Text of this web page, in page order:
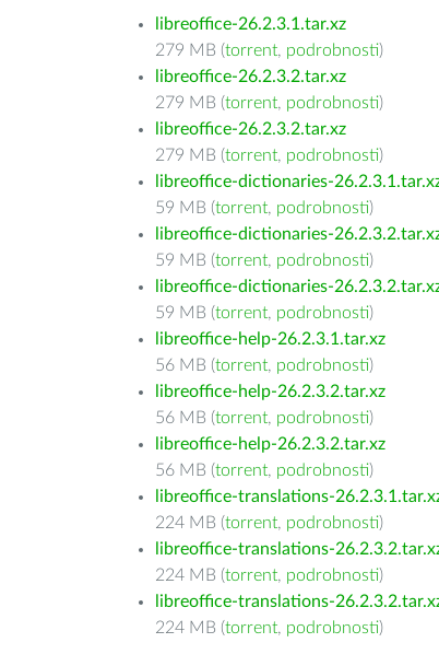
libreoffice-26.2.3.1.tar.xz
279 MB (torrent, podrobnosti)
libreoffice-26.2.3.2.tar.xz
279 MB (torrent, podrobnosti)
libreoffice-26.2.3.2.tar.xz
279 MB (torrent, podrobnosti)
libreoffice-dictionaries-
59 MB (torrent, podrobnosti)
libreoffice-dictionaries-
59 MB (torrent, podrobnosti)
libreoffice-dictionaries-
59 MB (torrent, podrobnosti)
libreoffice-help-26.2.3.1.tar.xz
56 MB (torrent, podrobnosti)
libreoffice-help-26.2.3.2.tar.xz
56 MB (torrent, podrobnosti)
libreoffice-help-26.2.3.2.tar.xz
56 MB (torrent, podrobnosti)
libreoffice-translations-
224 MB (torrent, podrobnosti)
libreoffice-translations-
224 MB (torrent, podrobnosti)
libreoffice-translations-
224 MB (torrent, podrobnosti)